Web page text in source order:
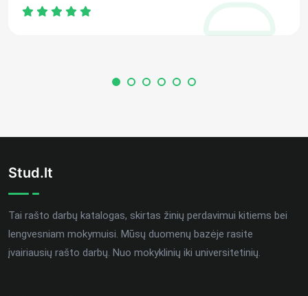
Stud.lt
Tai rašto darbų katalogas, skirtas žinių perdavimui kitiems bei
lengvesniam mokymuisi. Mūsų duomenų bazėje rasite
įvairiausių rašto darbų. Nuo mokyklinių iki universitetinių.